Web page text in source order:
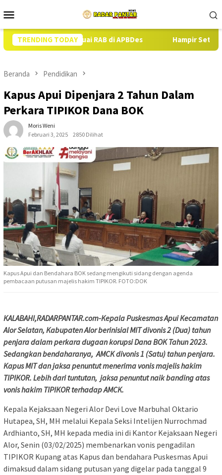
ke
Mobile
TRENDING TODAY
Sesuai RAB di APBDes Hampir Setahun Jaksa
Beranda Pendidikan
Kapus Apui Dipenjara 2 Tahun Dalam
Perkara TIPIKOR Dana BOK
Moris Weni
Februari 3, 2025
2850 Dilihat
Kapus Apui dan Bendahara BOK sedang mengikuti sidang dengan agenda
pembacaan putusan majelis hakim TIPIKOR. FOTO:DOK
KALABAHI,RADARPANTAR.com-Kepala Puskesmas Apui Kecamatan
Alor Selatan, Kabupaten Alor berinisial MIT divonis 2 (Dua) tahun
penjara dalam perkara dugaan korupsi Dana BOK Tahun 2023.
Sedangkan bendaharanya, AMCK divonis 1 (Satu) tahun penjara.
Kapus MIT dan jaksa penuntut menerima vonis majelis hakim
TIPIKOR. Lebih dari tuntutan, jaksa penuntut naik banding atas
vonis hakim TIPIKOR terhadap AMCK.
Kepala Kejaksaan Negeri Alor Devi Love Marbuhal Oktario
Hutapea, SH, MH melalui Kepala Seksi Intelijen Nurrochmad
Ardhianto, SH, MH kepada media ini di Kantor Kejaksaan Negeri
Alor, Senin (03/02/2025) membenarkan vonis pengadilan
TIPIKOR Kupang atas Kapus dan bendahara Puskesmas Apui
dimaksud dalam sidang putusan yang digelar pada tanggal 9